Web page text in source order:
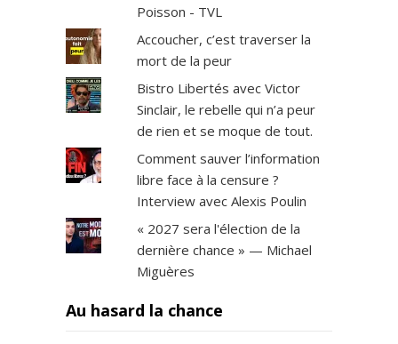
Poisson - TVL
Accoucher, c’est traverser la
mort de la peur
Bistro Libertés avec Victor
Sinclair, le rebelle qui n’a peur
de rien et se moque de tout.
Comment sauver l’information
libre face à la censure ?
Interview avec Alexis Poulin
« 2027 sera l'élection de la
dernière chance » — Michael
Miguères
Au hasard la chance